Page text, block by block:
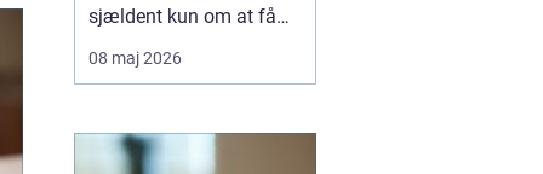
sjældent kun om at få
skiftet en stikkontakt.
Ofte er der også
lovkrav og langsigtede
løsninger på spil. I
08 maj 2026